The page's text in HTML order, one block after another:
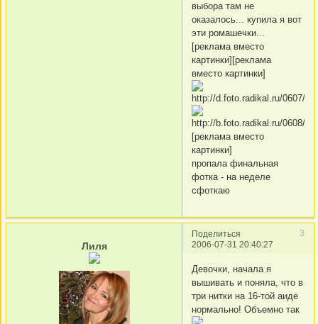
выбора там не
оказалось... купила я вот
эти ромашечки...
[реклама вместо
картинки][реклама
вместо картинки]
[реклама вместо
картинки]
пропала финальная
фотка - на неделе
сфоткаю
Поделиться
3
2006-07-31 20:40:27
Лиля
Девочки, начала я
вышивать и поняла, что в
три нитки на 16-той аиде
нормально! Объемно так